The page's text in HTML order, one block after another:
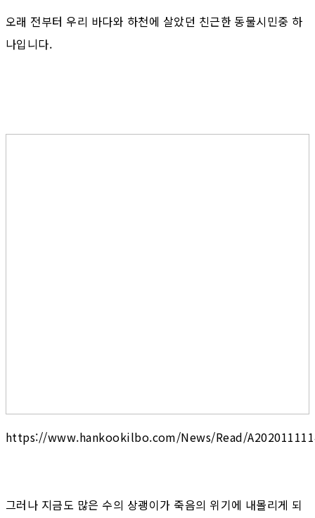
오래 전부터 우리 바다와 하천에 살았던 친근한 동물시민중 하
나입니다.
https://www.hankookilbo.com/News/Read/
그러나 지금도 많은 수의 상괭이가 죽음의 위기에 내몰리게 되